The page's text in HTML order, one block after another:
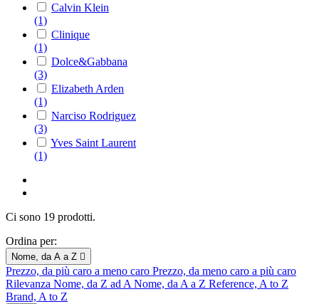
Calvin Klein
(1)
Clinique
(1)
Dolce&Gabbana
(3)
Elizabeth Arden
(1)
Narciso Rodriguez
(3)
Yves Saint Laurent
(1)
Ci sono 19 prodotti.
Ordina per:
Nome, da A a Z 
Prezzo, da più caro a meno caro Prezzo, da meno caro a più caro
Rilevanza Nome, da Z ad A Nome, da A a Z Reference, A to Z
Brand, A to Z